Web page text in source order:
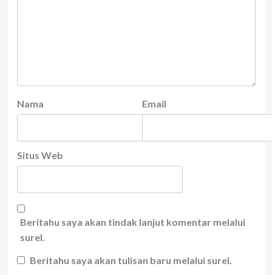
Nama Email
Situs Web
Beritahu saya akan tindak lanjut komentar melalui
surel.
Beritahu saya akan tulisan baru melalui surel.